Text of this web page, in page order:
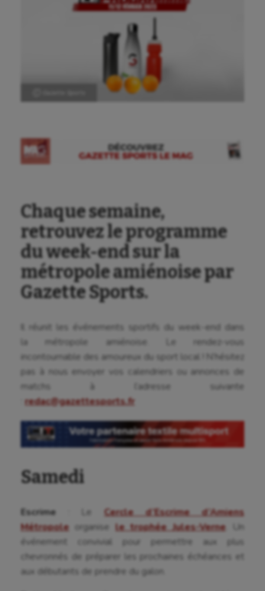
Aéronautique
Auto
Aviron
Balle à la main
Chaque semaine,
retrouvez le programme
du week-end sur la
métropole amiénoise par
Gazette Sports.
Il réunit les événements sportifs du week-end dans
la métropole amiénoise. Le rendez-vous
incontournable des amoureux du sport local ! N’hésitez
pas à nous envoyer vos calendriers ou annonces de
matchs à l’adresse suivante
:redac@gazettesports.fr
Samedi
Escrime : Le Cercle d’Escrime d’Amiens
Métropole organise le trophée Jules-Verne. Un
événement convivial pour permettre aux plus
chevronnés de préparer les prochaines échéances et
aux débutants de prendre du galon.